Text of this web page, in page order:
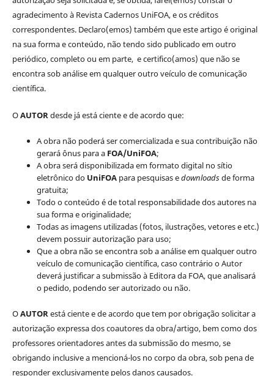
agradecimento à Revista Cadernos UniFOA, e os créditos
correspondentes. Declaro(emos) também que este artigo é original
na sua forma e conteúdo, não tendo sido publicado em outro
periódico, completo ou em parte, e certifico(amos) que não se
encontra sob análise em qualquer outro veículo de comunicação
científica.
OAUTORdesde já está ciente e de acordo que:
A obra não poderá ser comercializada e sua contribuição não
gerará ônus para a FOA/UniFOA;
A obra será disponibilizada em formato digital no sítio
eletrônico do UniFOApara pesquisas edownloadsde forma
gratuita;
Todo o conteúdo é de total responsabilidade dos autores na
sua forma e originalidade;
Todas as imagens utilizadas (fotos, ilustrações, vetores e etc.)
devem possuir autorização para uso;
Que a obra não se encontra sob a análise em qualquer outro
veículo de comunicação científica, caso contrário o Autor
deverá justificar a submissão à Editora da FOA, que analisará
o pedido, podendo ser autorizado ou não.
OAUTORestá ciente e de acordo que tem por obrigação solicitar a
autorização expressa dos coautores da obra/artigo, bem como dos
professores orientadores antes da submissão do mesmo, se
obrigando inclusive a mencioná-los no corpo da obra, sob pena de
responder exclusivamente pelos danos causados.